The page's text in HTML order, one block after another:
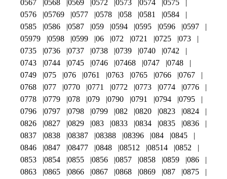
0567
0568 0569 0572 0573 0574
0575
0576
05769 0577 0578 058 0581
0584
0585
0586 0587 059 0594 0595 0596
0597
05979
0598 0599 06 072 0721 0725
073
0735
0736 0737 0738 0739 0740
0742
0743
0744 0745 0746 07468 0747
0748
0749
075 076 0761 0763 0765 0766
0767
0768
077 0770 0771 0772 0773 0774
0776
0778
0779 078 079 0790 0791 0794
0795
0796
0797 0798 0799 082 0820 0823
0824
0826
0827 0829 083 0833 0834 0835
0836
0837
0838 08387 08388 08396 084
0845
0846
0847 08477 0848 08512 08514
0852
0853
0854 0855 0856 0857 0858 0859
086
0863
0865 0866 0867 0868 0869 087
0875